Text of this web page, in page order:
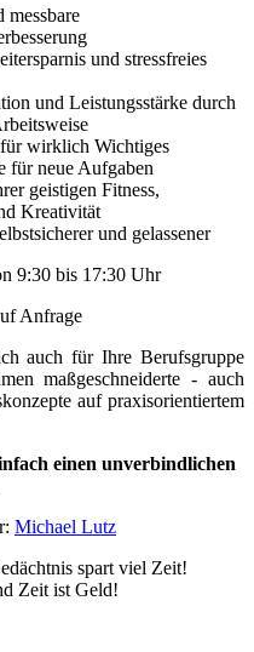
messbare
und stressfreies
und Leistungsstärke durch
wirklich Wichtiges
für neue Aufgaben
geistigen Fitness,
Kreativität
und gelassener
9:30 bis 17:30 Uhr
Anfrage
auch für Ihre Berufsgruppe
maßgeschneiderte - auch
auf praxisorientiertem
einen unverbindlichen
Michael Lutz
spart viel Zeit!
Zeit ist Geld!